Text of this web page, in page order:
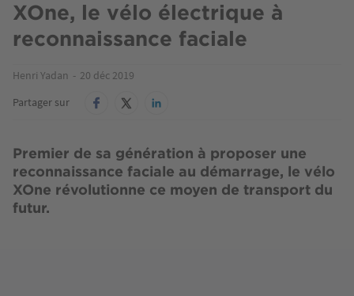
XOne, le vélo électrique à
reconnaissance faciale
Henri Yadan
20 déc 2019
Partager sur
Premier de sa génération à proposer une
reconnaissance faciale au démarrage, le vélo
XOne révolutionne ce moyen de transport du
futur.